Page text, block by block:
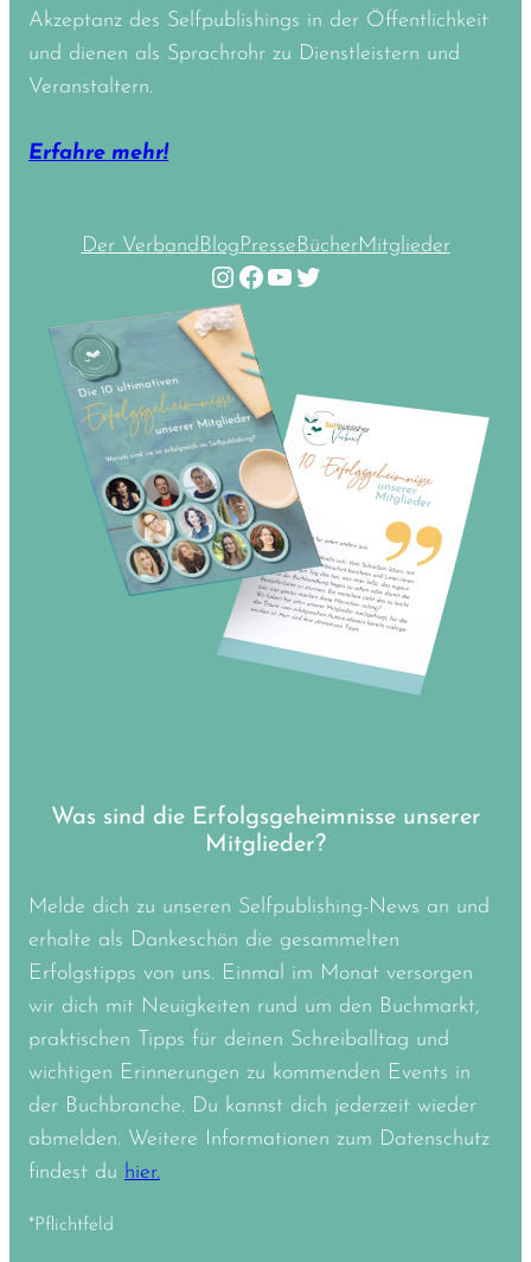
Akzeptanz des Selfpublishings in der Öffentlichkeit
und dienen als Sprachrohr zu Dienstleistern und
Veranstaltern.
Erfahre mehr!
Der VerbandBlogPresseBücherMitglieder
Instagram Facebook YouTube Twitter
Was sind die Erfolgsgeheimnisse unserer
Mitglieder?
Melde dich zu unseren Selfpublishing-News an und
erhalte als Dankeschön die gesammelten
Erfolgstipps von uns. Einmal im Monat versorgen
wir dich mit Neuigkeiten rund um den Buchmarkt,
praktischen Tipps für deinen Schreiballtag und
wichtigen Erinnerungen zu kommenden Events in
der Buchbranche. Du kannst dich jederzeit wieder
abmelden. Weitere Informationen zum Datenschutz
findest du hier.
*Pflichtfeld